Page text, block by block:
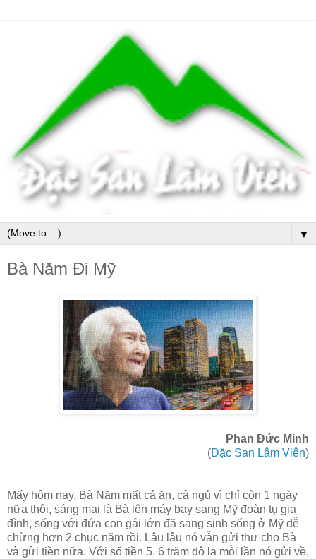
▼
Bà Năm Đi Mỹ
Phan Đức Minh
(Đặc San Lâm Viên)
Mấy hôm nay, Bà Năm mất cả ăn, cả ngủ vì chỉ còn 1 ngày
nữa thôi, sáng mai là Bà lên máy bay sang Mỹ đoàn tụ gia
đình, sống với đứa con gái lớn đã sang sinh sống ở Mỹ dễ
chừng hơn 2 chục năm rồi. Lâu lâu nó vẫn gửi thư cho Bà
và gửi tiền nữa. Với số tiền 5, 6 trăm đô la mỗi lần nó gửi về,